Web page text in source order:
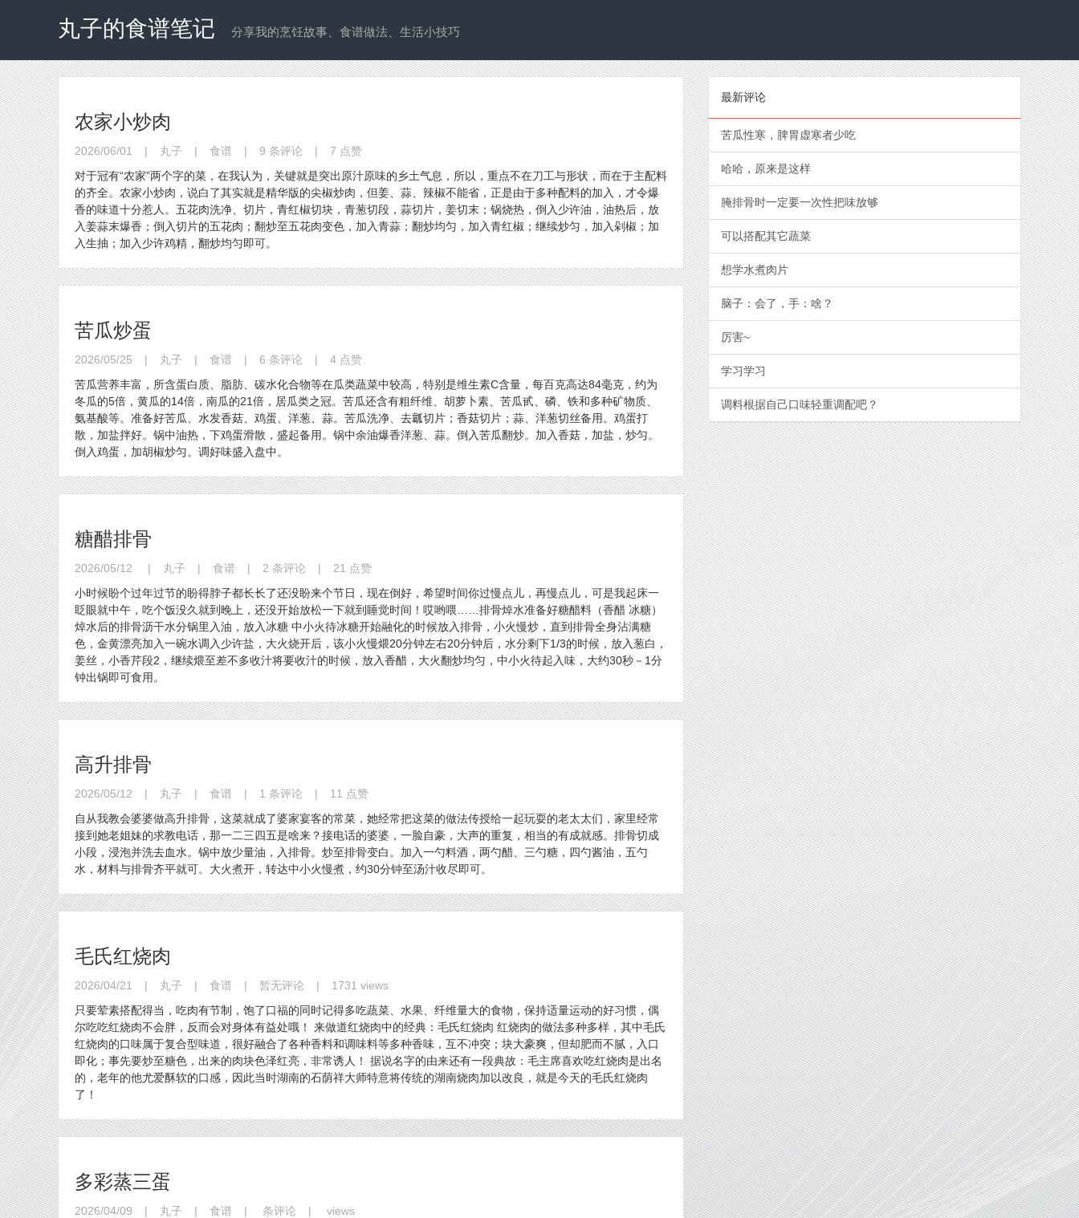
丸子的食谱笔记 分享我的烹饪故事、食谱做法、生活小技巧
农家小炒肉
2026/06/01 | 丸子 | 食谱 | 9 条评论 |
7 点赞
对于冠有“农家”两个字的菜，在我认为，关键就是突出原汁原味的乡土气息，所以，重点不在刀工与形状，而在于主配料
的齐全。农家小炒肉，说白了其实就是精华版的尖椒炒肉，但姜、蒜、辣椒不能省，正是由于多种配料的加入，才令爆
香的味道十分惹人。五花肉洗净、切片，青红椒切块，青葱切段，蒜切片，姜切末；锅烧热，倒入少许油，油热后，放
入姜蒜末爆香；倒入切片的五花肉；翻炒至五花肉变色，加入青蒜；翻炒均匀，加入青红椒；继续炒匀，加入剁椒；加
入生抽；加入少许鸡精，翻炒均匀即可。
苦瓜炒蛋
2026/05/25 | 丸子 | 食谱 | 6 条评论 |
4 点赞
苦瓜营养丰富，所含蛋白质、脂肪、碳水化合物等在瓜类蔬菜中较高，特别是维生素C含量，每百克高达84毫克，约为
冬瓜的5倍，黄瓜的14倍，南瓜的21倍，居瓜类之冠。苦瓜还含有粗纤维、胡萝卜素、苦瓜甙、磷、铁和多种矿物质、
氨基酸等。准备好苦瓜、水发香菇、鸡蛋、洋葱、蒜。苦瓜洗净、去瓤切片；香菇切片；蒜、洋葱切丝备用。鸡蛋打
散，加盐拌好。锅中油热，下鸡蛋滑散，盛起备用。锅中余油爆香洋葱、蒜。倒入苦瓜翻炒。加入香菇，加盐，炒匀。
倒入鸡蛋，加胡椒炒匀。调好味盛入盘中。
糖醋排骨
2026/05/12 | 丸子 | 食谱 | 2 条评论 |
21 点赞
小时候盼个过年过节的盼得脖子都长长了还没盼来个节日，现在倒好，希望时间你过慢点儿，再慢点儿，可是我起床一
眨眼就中午，吃个饭没久就到晚上，还没开始放松一下就到睡觉时间！哎哟喂……排骨焯水准备好糖醋料（香醋 冰糖）
焯水后的排骨沥干水分锅里入油，放入冰糖 中小火待冰糖开始融化的时候放入排骨，小火慢炒，直到排骨全身沾满糖
色，金黄漂亮加入一碗水调入少许盐，大火烧开后，该小火慢煨20分钟左右20分钟后，水分剩下1/3的时候，放入葱白，
姜丝，小香芹段2，继续煨至差不多收汁将要收汁的时候，放入香醋，大火翻炒均匀，中小火待起入味，大约30秒－1分
钟出锅即可食用。
高升排骨
2026/05/12 | 丸子 | 食谱 | 1 条评论 |
11 点赞
自从我教会婆婆做高升排骨，这菜就成了婆家宴客的常菜，她经常把这菜的做法传授给一起玩耍的老太太们，家里经常
接到她老姐妹的求教电话，那一二三四五是啥来？接电话的婆婆，一脸自豪，大声的重复，相当的有成就感。排骨切成
小段，浸泡并洗去血水。锅中放少量油，入排骨。炒至排骨变白。加入一勺料酒，两勺醋、三勺糖，四勺酱油，五勺
水，材料与排骨齐平就可。大火煮开，转达中小火慢煮，约30分钟至汤汁收尽即可。
毛氏红烧肉
2026/04/21 | 丸子 | 食谱 | 暂无评论 |
1731 views
只要荤素搭配得当，吃肉有节制，饱了口福的同时记得多吃蔬菜、水果、纤维量大的食物，保持适量运动的好习惯，偶
尔吃吃红烧肉不会胖，反而会对身体有益处哦！ 来做道红烧肉中的经典：毛氏红烧肉 红烧肉的做法多种多样，其中毛氏
红烧肉的口味属于复合型味道，很好融合了各种香料和调味料等多种香味，互不冲突；块大豪爽，但却肥而不腻，入口
即化；事先要炒至糖色，出来的肉块色泽红亮，非常诱人！ 据说名字的由来还有一段典故：毛主席喜欢吃红烧肉是出名
的，老年的他尤爱酥软的口感，因此当时湖南的石荫祥大师特意将传统的湖南烧肉加以改良，就是今天的毛氏红烧肉
了！
多彩蒸三蛋
2026/04/09 | 丸子 | 食谱 | 条评论 |
views
最新评论
苦瓜性寒，脾胃虚寒者少吃
哈哈，原来是这样
腌排骨时一定要一次性把味放够
可以搭配其它蔬菜
想学水煮肉片
脑子：会了，手：啥？
厉害~
学习学习
调料根据自己口味轻重调配吧？